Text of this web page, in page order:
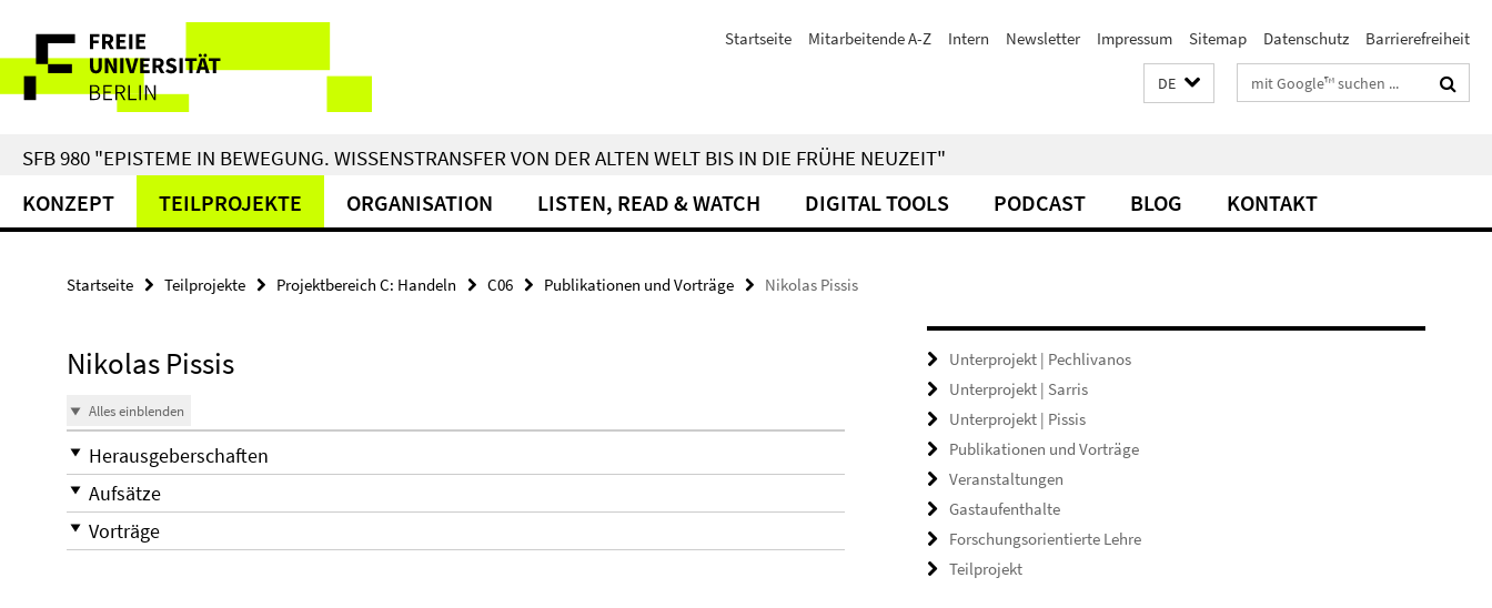
direkt
Inhalt
Service-
Navigation
Startseite Mitarbeitende A-Z Intern Newsletter Impressum Sitemap Datenschutz Barrierefreiheit
DE Suchbegriffe
SFB 980 "EPISTEME IN BEWEGUNG. WISSENSTRANSFER VON DER ALTEN WELT BIS IN DIE FRÜHE NEUZEIT"
KONZEPT TEILPROJEKTE ORGANISATION LISTEN, READ & WATCH DIGITAL TOOLS PODCAST BLOG KONTAKT
Startseite Teilprojekte Projektbereich C: Handeln C06 Publikationen und Vorträge Nikolas Pissis
Nikolas Pissis
Alles einblenden
Herausgeberschaften
Aufsätze
Vorträge
Unterprojekt | Pechlivanos
Unterprojekt | Sarris
Unterprojekt | Pissis
Publikationen und Vorträge
Veranstaltungen
Gastaufenthalte
Forschungsorientierte Lehre
Teilprojekt